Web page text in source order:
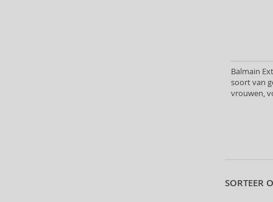
Balmain
soort van
vrouwen,
SORTEER